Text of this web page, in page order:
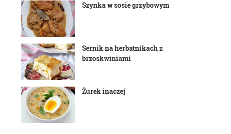
Szynka w sosie grzybowym
Sernik na herbatnikach z
brzoskwiniami
Żurek inaczej